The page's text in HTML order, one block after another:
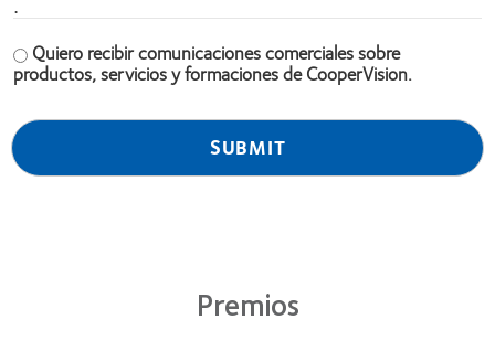
Quiero recibir comunicaciones comerciales sobre
productos, servicios y formaciones de CooperVision.
Premios